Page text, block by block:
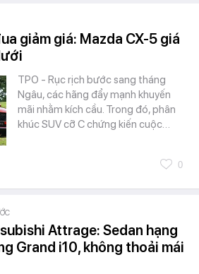
giảm giá: Mazda CX-5 giá
TPO - Rục rịch bước sang tháng
Ngâu, các hãng đẩy mạnh khuyến
mãi nhằm kích cầu. Trong đó, phân
khúc SUV cỡ C chứng kiến cuộc…
0
Attrage: Sedan hạng
Grand i10, không thoải mái